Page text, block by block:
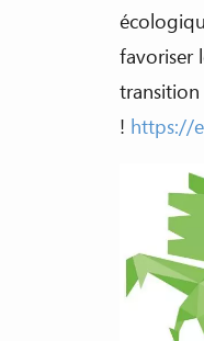
favoriser
transition
! https://